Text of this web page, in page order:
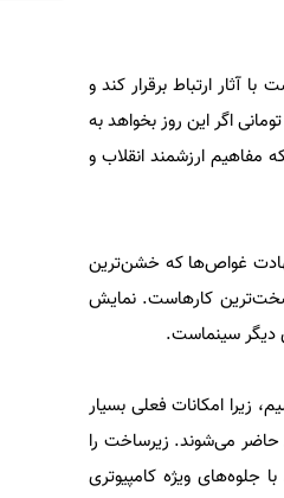
ارتباط برقرار کند و
که اکران شد با 4 میلیون و 500 هزار مخاطب ارتباط برقرار کرد، با بلیت 2 هزار تومانی اگر این روز بخواهد به
است که مفاهیم ارزشمند انقلاب و
صحنه‌های جنگ را می‌بینیم. در معراجی‌ها عملیات ایذایی کربلای 4 و شهادت غواص‌ها که خشن‌ترین
کارهاست. نمایش
دیگر سینماست.
زیرا امکانات فعلی بسیار
حاضر می‌شوند. زیرساخت را
جلوه‌های ویژه کامپیوتری